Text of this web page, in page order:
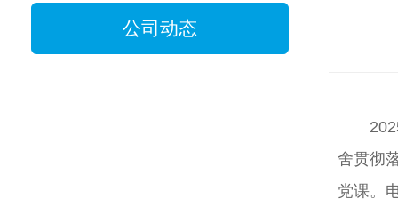
公司动态
舍贯彻
党课。